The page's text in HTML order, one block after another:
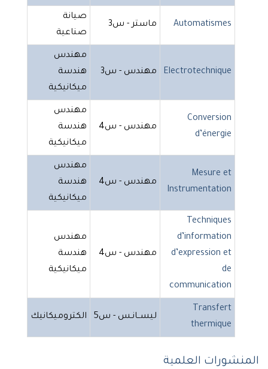
Automatismes ماستر - س3
صيانة
صناعية
Electrotechnique مهندس - س3
مهندس
هندسة
ميكانيكية
Conversion
d’énergie
مهندس - س4
مهندس
هندسة
ميكانيكية
Mesure et
Instrumentation
مهندس - س4
مهندس
هندسة
ميكانيكية
Techniques
d’information
d’expression et
de
communication
مهندس - س4
مهندس
هندسة
ميكانيكية
Transfert
thermique
ليســانـس - س5 الكتروميكانيك
المنشورات العلمية